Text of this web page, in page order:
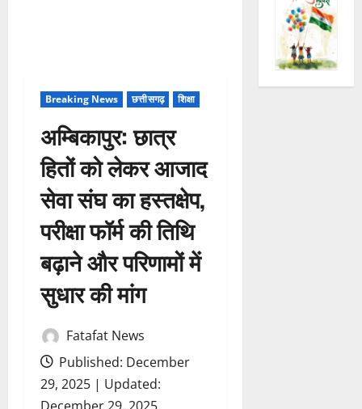
Breaking News छत्तीसगढ़ शिक्षा
अम्बिकापुर: छात्र
हितों को लेकर आजाद
सेवा संघ का हस्तक्षेप,
परीक्षा फॉर्म की तिथि
बढ़ाने और परिणामों में
सुधार की मांग
Fatafat News
Published: December
29, 2025 | Updated: